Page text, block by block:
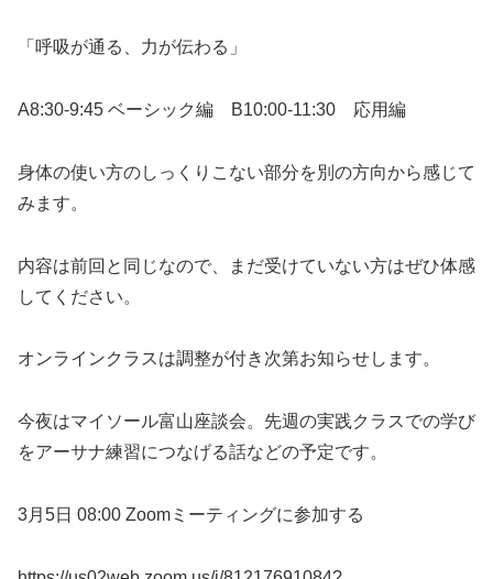
「呼吸が通る、力が伝わる」
A8:30-9:45 ベーシック編 B10:00-11:30 応用編
身体の使い方のしっくりこない部分を別の方向から感じて
みます。
内容は前回と同じなので、まだ受けていない方はぜひ体感
してください。
オンラインクラスは調整が付き次第お知らせします。
今夜はマイソール富山座談会。先週の実践クラスでの学び
をアーサナ練習につなげる話などの予定です。
3月5日 08:00 Zoomミーティングに参加する